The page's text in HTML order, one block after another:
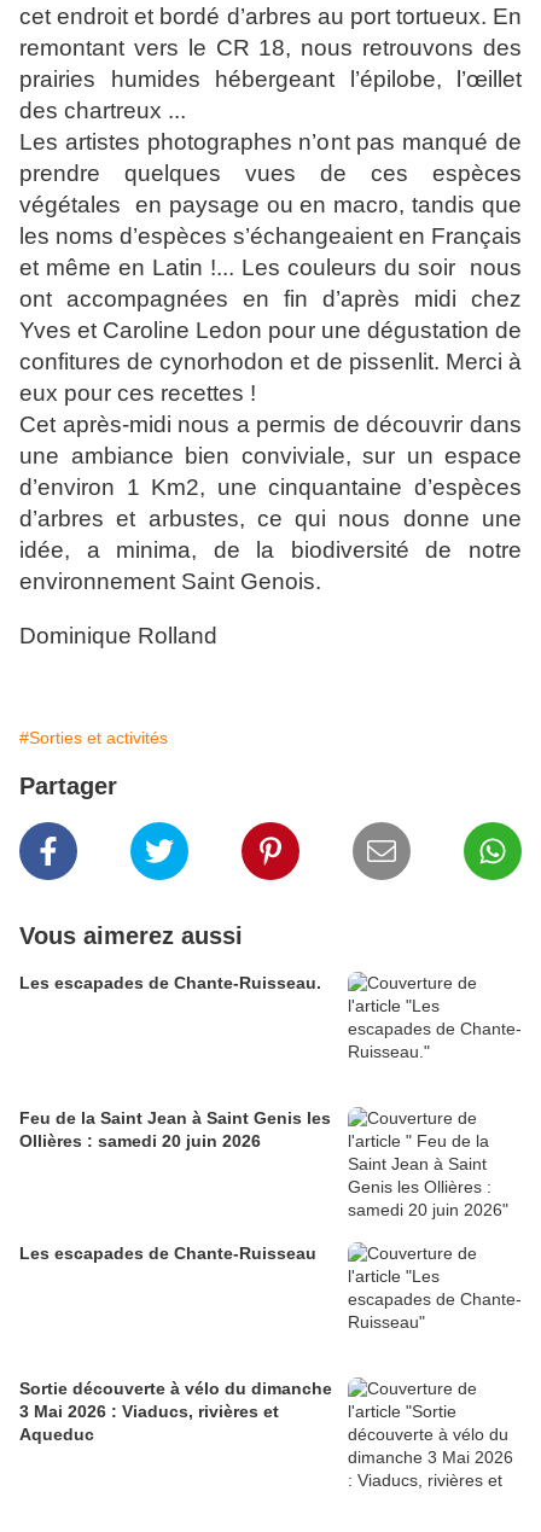
cet endroit et bordé d’arbres au port tortueux. En
remontant vers le CR 18, nous retrouvons des
prairies humides hébergeant l’épilobe, l’œillet
des chartreux ...
Les artistes photographes n’ont pas manqué de
prendre quelques vues de ces espèces
végétales en paysage ou en macro, tandis que
les noms d’espèces s’échangeaient en Français
et même en Latin !... Les couleurs du soir nous
ont accompagnées en fin d’après midi chez
Yves et Caroline Ledon pour une dégustation de
confitures de cynorhodon et de pissenlit. Merci à
eux pour ces recettes !
Cet après-midi nous a permis de découvrir dans
une ambiance bien conviviale, sur un espace
d’environ 1 Km2, une cinquantaine d’espèces
d’arbres et arbustes, ce qui nous donne une
idée, a minima, de la biodiversité de notre
environnement Saint Genois.
Dominique Rolland
#Sorties et activités
Partager
Vous aimerez aussi
Les escapades de Chante-Ruisseau.
Feu de la Saint Jean à Saint Genis les
Ollières : samedi 20 juin 2026
Les escapades de Chante-Ruisseau
Sortie découverte à vélo du dimanche
3 Mai 2026 : Viaducs, rivières et
Aqueduc